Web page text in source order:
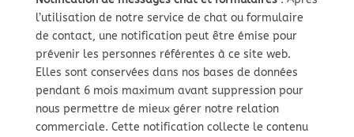
l’utilisation de notre service de chat ou formulaire
de contact, une notification peut être émise pour
prévenir les personnes référentes à ce site web.
Elles sont conservées dans nos bases de données
pendant 6 mois maximum avant suppression pour
nous permettre de mieux gérer notre relation
commerciale. Cette notification collecte le contenu